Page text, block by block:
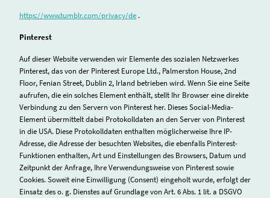
https://www.tumblr.com/privacy/de .
Pinterest
Auf dieser Website verwenden wir Elemente des sozialen Netzwerkes
Pinterest, das von der Pinterest Europe Ltd., Palmerston House, 2nd
Floor, Fenian Street, Dublin 2, Irland betrieben wird. Wenn Sie eine Seite
aufrufen, die ein solches Element enthält, stellt Ihr Browser eine direkte
Verbindung zu den Servern von Pinterest her. Dieses Social-Media-
Element übermittelt dabei Protokolldaten an den Server von Pinterest
in die USA. Diese Protokolldaten enthalten möglicherweise Ihre IP-
Adresse, die Adresse der besuchten Websites, die ebenfalls Pinterest-
Funktionen enthalten, Art und Einstellungen des Browsers, Datum und
Zeitpunkt der Anfrage, Ihre Verwendungsweise von Pinterest sowie
Cookies. Soweit eine Einwilligung (Consent) eingeholt wurde, erfolgt der
Einsatz des o. g. Dienstes auf Grundlage von Art. 6 Abs. 1 lit. a DSGVO